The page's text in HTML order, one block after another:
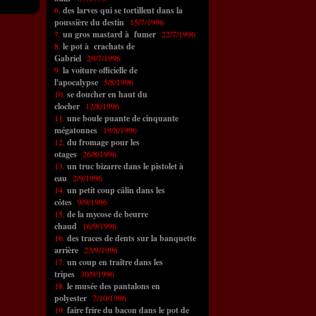
6. des larves qui se tortillent dans la
poussière du destin 15/7/1996
7. un gros mastard à fumer 22/7/1996
8. le pot à crachats de
Gabriel 29/7/1996
9. la voiture officielle de
l'apocalypse 5/8/1996
10. se doucher en haut du
clocher 12/8/1996
11. une boule puante de cinquante
mégatonnes 19/8/1996
12. du fromage pour les
otages 26/8/1996
13. un truc bizarre dans le pistolet à
eau 2/9/1996
14. un petit coup câlin dans les
côtes 9/9/1996
15. de la mycose de beurre
chaud 16/9/1996
16. des traces de dents sur la banquette
arrière 23/9/1996
17. un coup en traître dans les
tripes 30/9/1996
18. le musée des pantalons en
polyester 7/10/1996
19. faire frire du bacon dans le pot de